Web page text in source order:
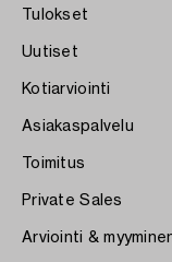
Tulokset
Uutiset
Kotiarviointi
Asiakaspalvelu
Toimitus
Private Sales
Arviointi &